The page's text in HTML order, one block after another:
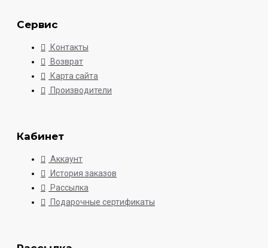
Сервис
Контакты
Возврат
Карта сайта
Производители
Кабинет
Аккаунт
История заказов
Рассылка
Подарочные сертификаты